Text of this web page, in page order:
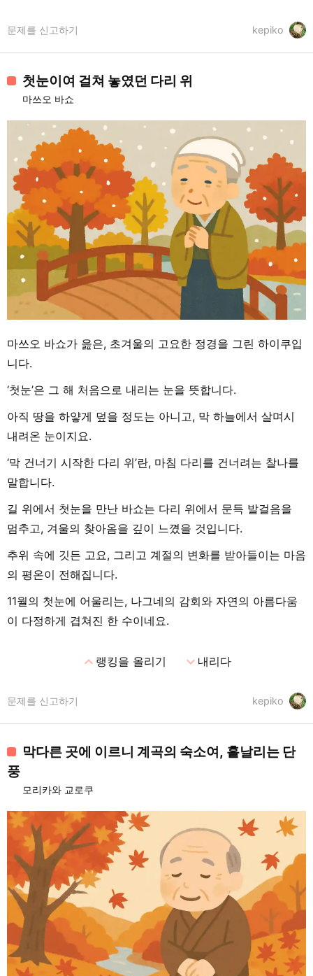
kepiko
문제를 신고하기
첫눈이여 걸쳐 놓였던 다리 위
마쓰오 바쇼
마쓰오 바쇼가 읊은, 초겨울의 고요한 정경을 그린 하이쿠입
니다.
‘첫눈’은 그 해 처음으로 내리는 눈을 뜻합니다.
아직 땅을 하얗게 덮을 정도는 아니고, 막 하늘에서 살며시
내려온 눈이지요.
‘막 건너기 시작한 다리 위’란, 마침 다리를 건너려는 찰나를
말합니다.
길 위에서 첫눈을 만난 바쇼는 다리 위에서 문득 발걸음을
멈추고, 겨울의 찾아옴을 깊이 느꼈을 것입니다.
추위 속에 깃든 고요, 그리고 계절의 변화를 받아들이는 마음
의 평온이 전해집니다.
11월의 첫눈에 어울리는, 나그네의 감회와 자연의 아름다움
이 다정하게 겹쳐진 한 수이네요.
expand_less랭킹을 올리기 expand_more내리다
kepiko
문제를 신고하기
막다른 곳에 이르니 계곡의 숙소여, 흩날리는 단
풍
모리카와 교로쿠